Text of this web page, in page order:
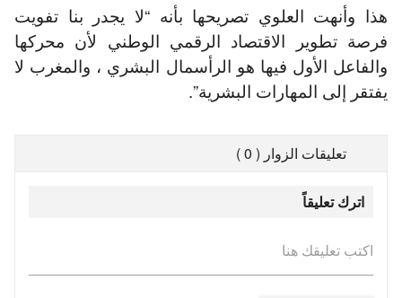
هذا وأنهت العلوي تصريحها بأنه “لا يجدر بنا تفويت
فرصة تطوير الاقتصاد الرقمي الوطني لأن محركها
والفاعل الأول فيها هو الرأسمال البشري ، والمغرب لا
يفتقر إلى المهارات البشرية”.
تعليقات الزوار ( 0 )
اترك تعليقاً
اكتب تعليقك هنا